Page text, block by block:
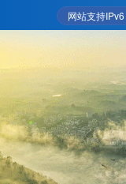
网站支持IPv6